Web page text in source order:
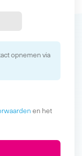
opnemen via
en het